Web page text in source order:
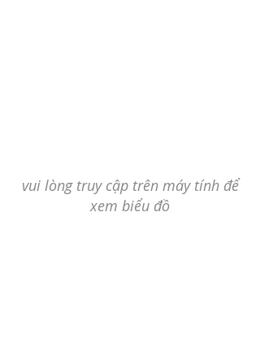
vui lòng truy cập trên máy tính để
xem biểu đồ